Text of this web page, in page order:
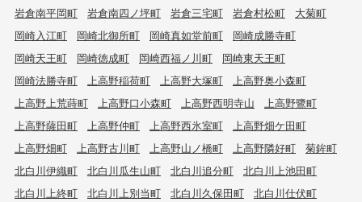
岩倉南平岡町 岩倉南四ノ坪町 岩倉三宅町 岩倉村松町
大菊町
岡崎入江町
岡崎北御所町 岡崎真如堂前町
岡崎成勝寺町
岡崎天王町
岡崎徳成町 岡崎西福ノ川町
岡崎東天王町
岡崎法勝寺町
上高野稲荷町 上高野大塚町
上高野奥小森町
上高野上荒蒔町
上高野口小森町 上高野西明寺山
上高野鷺町
上高野薩田町
上高野仲町 上高野西氷室町
上高野畑ケ田町
上高野畑町
上高野古川町 上高野山ノ橋町 上高野隣好町
菊鉾町
北白川伊織町
北白川瓜生山町 北白川追分町
北白川上池田町
北白川上終町
北白川上別当町 北白川久保田町
北白川仕伏町